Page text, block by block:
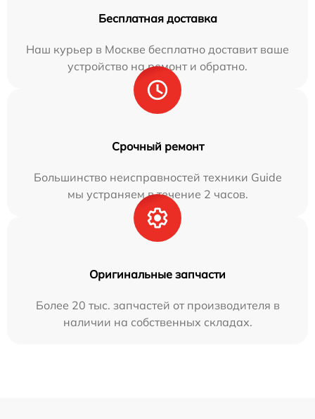
Бесплатная доставка
Наш курьер в Москве бесплатно доставит ваше
устройство на ремонт и обратно.
Срочный ремонт
Большинство неисправностей техники Guide
мы устраняем в течение 2 часов.
Оригинальные запчасти
Более 20 тыс. запчастей от производителя в
наличии на собственных складах.